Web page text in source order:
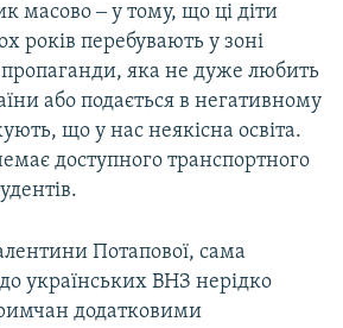
масово ‒ у тому, що ці діти
років перебувають у зоні
пропаганди, яка не дуже любить
або подається в негативному
що у нас неякісна освіта.
доступного транспортного
Потапової, сама
українських ВНЗ нерідко
додатковими